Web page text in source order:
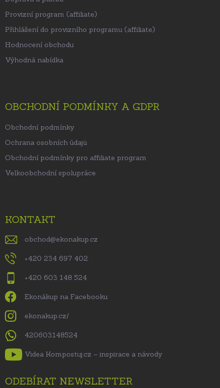
Provizní program (affiliate)
Přihlášení do provizního programu (affiliate)
Hodnocení obchodu
Výhodná nabídka
OBCHODNÍ PODMÍNKY A GDPR
Obchodní podmínky
Ochrana osobních údajů
Obchodní podmínky pro affiliate program
Velkoobchodní spolupráce
KONTAKT
obchod@ekonakup.cz
+420 234 697 402
+420 603 148 524
Ekonákup na Facebooku
ekonakup.cz/
420603148524
Videa Kompostuj.cz – inspirace a návody
ODEBÍRAT NEWSLETTER